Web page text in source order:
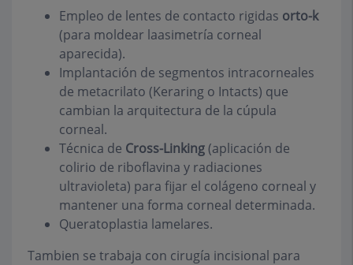
Empleo de lentes de contacto rigidas orto-k
(para moldear laasimetría corneal
aparecida).
Implantación de segmentos intracorneales
de metacrilato (Keraring o Intacts) que
cambian la arquitectura de la cúpula
corneal.
Técnica de Cross-Linking(aplicación de
colirio de riboflavina y radiaciones
ultravioleta) para fijar el colágeno corneal y
mantener una forma corneal determinada.
Queratoplastia lamelares.
Tambien se trabaja con cirugía incisional para